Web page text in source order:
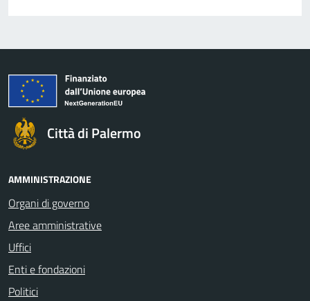
Città di Palermo
AMMINISTRAZIONE
Organi di governo
Aree amministrative
Uffici
Enti e fondazioni
Politici